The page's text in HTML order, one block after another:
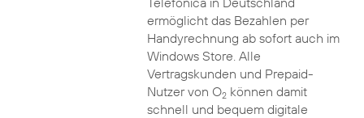
ermöglicht das Bezahlen per
Handyrechnung ab sofort auch im
Windows Store. Alle
Vertragskunden und Prepaid-
Nutzer von O2können damit
schnell und bequem digitale